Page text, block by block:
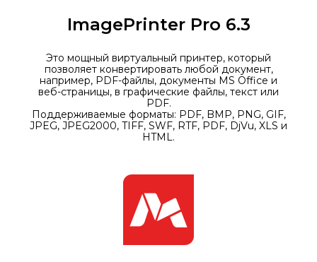
ImagePrinter Pro 6.3
Это мощный виртуальный принтер, который
позволяет конвертировать любой документ,
например, PDF-файлы, документы MS Office и
веб-страницы, в графические файлы, текст или
PDF.
Поддерживаемые форматы: PDF, BMP, PNG, GIF,
JPEG, JPEG2000, TIFF, SWF, RTF, PDF, DjVu, XLS и
HTML.